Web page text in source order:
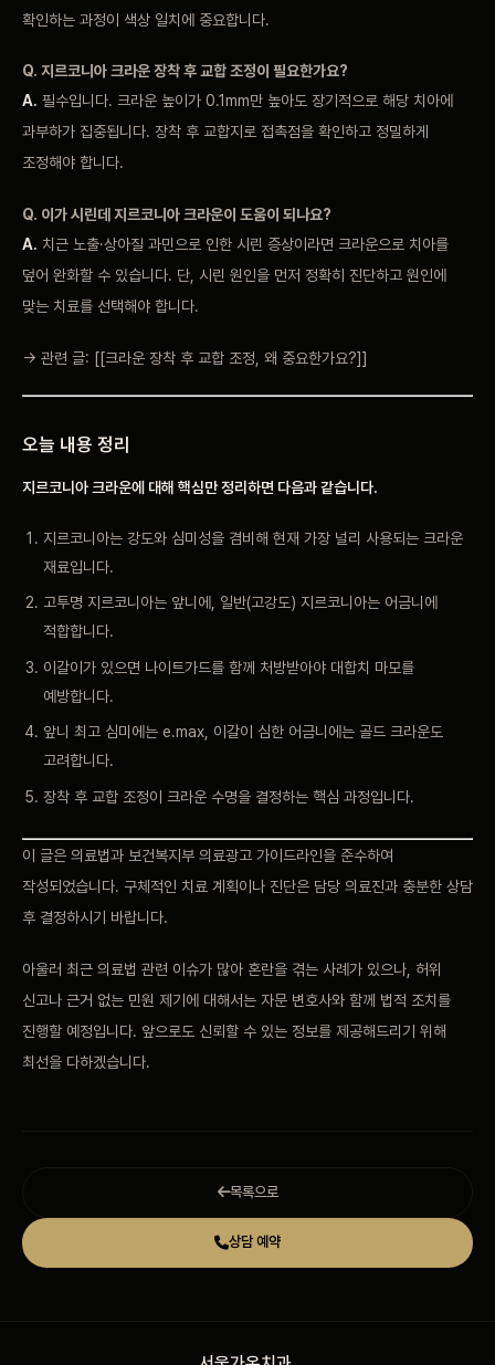
확인하는 과정이 색상 일치에 중요합니다.
Q. 지르코니아크라운 장착 후 교합조정이 필요한가요?
A. 필수입니다. 크라운 높이가 0.1mm만 높아도 장기적으로 해당 치아에
과부하가 집중됩니다. 장착 후 교합지로 접촉점을 확인하고 정밀하게
조정해야 합니다.
Q. 이가 시린데 지르코니아 크라운이 도움이 되나요?
A. 치근 노출·상아질 과민으로 인한 시린 증상이라면 크라운으로 치아를
덮어 완화할 수 있습니다. 단, 시린 원인을 먼저 정확히 진단하고 원인에
맞는 치료를 선택해야 합니다.
→ 관련 글: [[크라운 장착 후 교합 조정, 왜 중요한가요?]]
오늘 내용 정리
지르코니아 크라운에 대해 핵심만 정리하면 다음과 같습니다.
지르코니아는 강도와 심미성을 겸비해 현재가장 널리 사용되는 크라운
재료입니다.
고투명 지르코니아는 앞니에, 일반(고강도) 지르코니아는 어금니에
적합합니다.
이갈이가 있으면 나이트가드를 함께 처방받아야 대합치 마모를
예방합니다.
앞니 최고 심미에는 e.max, 이갈이 심한 어금니에는 골드 크라운도
고려합니다.
장착 후 교합 조정이 크라운 수명을 결정하는 핵심과정입니다.
이 글은 의료법과 보건복지부 의료광고 가이드라인을 준수하여
작성되었습니다. 구체적인 치료 계획이나 진단은 담당 의료진과 충분한 상담
후 결정하시기 바랍니다.
아울러 최근 의료법 관련 이슈가 많아 혼란을 겪는 사례가 있으나, 허위
신고나 근거 없는 민원 제기에 대해서는 자문 변호사와 함께 법적 조치를
진행할 예정입니다. 앞으로도 신뢰할 수 있는 정보를 제공해드리기 위해
최선을 다하겠습니다.
목록으로
상담 예약